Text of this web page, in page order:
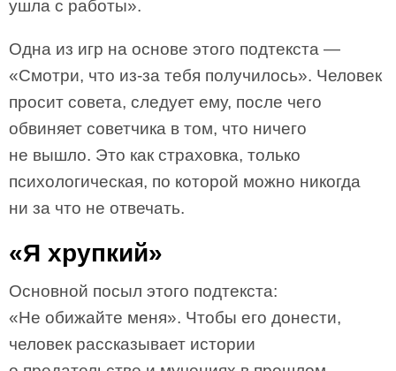
ушла с работы».
Одна из игр на основе этого подтекста —
«Смотри, что из-за тебя получилось». Человек
просит совета, следует ему, после чего
обвиняет советчика в том, что ничего
не вышло. Это как страховка, только
психологическая, по которой можно никогда
ни за что не отвечать.
«Я хрупкий»
Основной посыл этого подтекста:
«Не обижайте меня». Чтобы его донести,
человек рассказывает истории